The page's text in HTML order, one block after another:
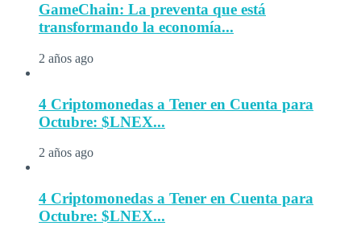
GameChain: La preventa que está
transformando la economía...
2 años ago
4 Criptomonedas a Tener en Cuenta para
Octubre: $LNEX...
2 años ago
4 Criptomonedas a Tener en Cuenta para
Octubre: $LNEX...